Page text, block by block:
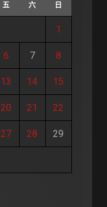
五 六 日
1
6 7 8
13 14 15
20 21 22
27 28 29